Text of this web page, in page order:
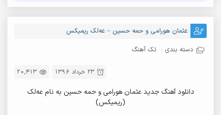
عثمان هورامی و حمه حسین – عه‌لک ریمیکس
دسته بندی : تک آهنگ
20,413 23 خرداد 1396
دانلود آهنگ جدید عثمان هورامی و حمه حسین به نام عه‌لک
(ریمیکس)